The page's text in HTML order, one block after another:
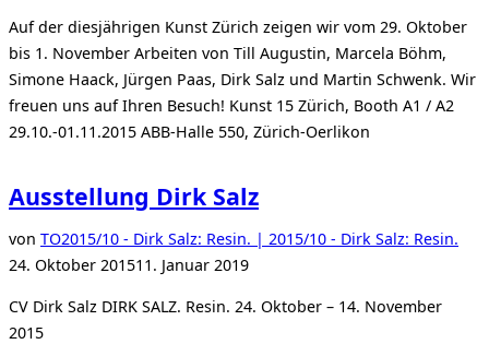
Auf der diesjährigen Kunst Zürich zeigen wir vom 29. Oktober
bis 1. November Arbeiten von Till Augustin, Marcela Böhm,
Simone Haack, Jürgen Paas, Dirk Salz und Martin Schwenk. Wir
freuen uns auf Ihren Besuch! Kunst 15 Zürich, Booth A1 / A2
29.10.-01.11.2015 ABB-Halle 550, Zürich-Oerlikon
Ausstellung Dirk Salz
von TO2015/10 - Dirk Salz: Resin. | 2015/10 - Dirk Salz: Resin.
24. Oktober 201511. Januar 2019
CV Dirk Salz DIRK SALZ. Resin. 24. Oktober – 14. November
2015